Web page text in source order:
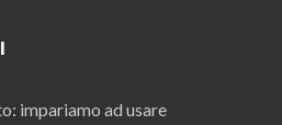
impariamo ad usare